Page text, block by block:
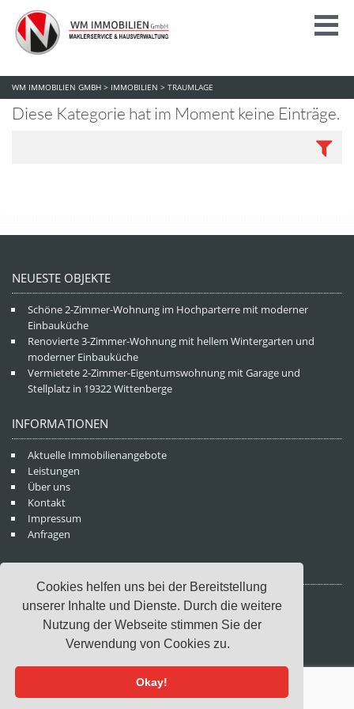
Cookies helfen uns bei der Bereitstellung
unserer Inhalte und Dienste. Durch die weitere
Nutzung der Webseite stimmen Sie der
Verwendung von Cookies zu.
Okay!
WM IMMOBILIEN GMBH > IMMOBILIEN > TRAUMLAGE
Diese Kategorie hat im Moment keine Einträge.
NEUESTE OBJEKTE
Schöne 2-Zimmer-Wohnung im Hochparterre mit moderner
Einbauküche
Renovierte 3-Zimmer-Wohnung mit hellem Wintergarten und
moderner Einbauküche
Vermietete 2-Zimmer-Eigentumswohnung mit Garage und
Stellplatz in 19322 Wittenberge
INFORMATIONEN
Aktuelle Immobilienangebote
Leistungen
Über uns
Kontakt
Impressum
Anfragen
WM Immobilien GmbH
Rathausstraße 36
19322 Wittenberge